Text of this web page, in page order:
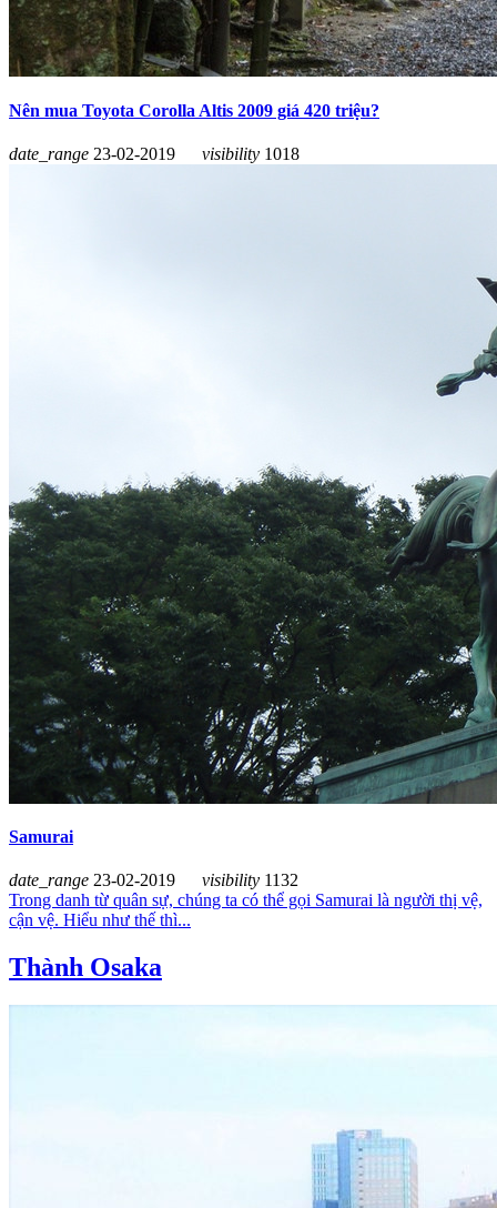
Nên mua Toyota Corolla Altis 2009 giá 420 triệu?
date_range 23-02-2019 visibility 1018
Samurai
date_range 23-02-2019 visibility 1132
Trong danh từ quân sự, chúng ta có thể gọi Samurai là người thị vệ,
cận vệ. Hiểu như thế thì...
Thành Osaka